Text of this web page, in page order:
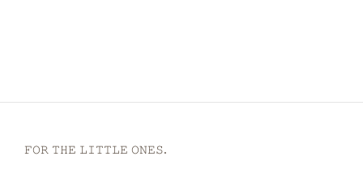
𝙵𝙾𝚁 𝚃𝙷𝙴 𝙻𝙸𝚃𝚃𝙻𝙴 𝙾𝙽𝙴𝚂.